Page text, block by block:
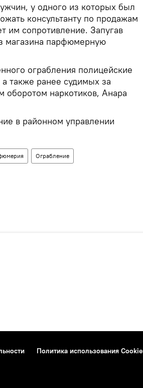
у одного из которых был
консультанту по продажам
им сопротивление. Запугав
магазина парфюмерную
ограбления полицейские
также ранее судимых за
оборотом наркотиков, Анара
в районном управлении
Ограбление
Политика использования Cookie